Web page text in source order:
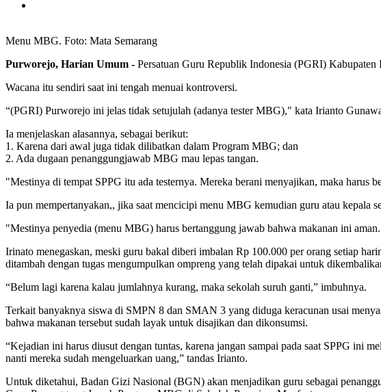
Menu MBG. Foto: Mata Semarang
Purworejo, Harian Umum - Persatuan Guru Republik Indonesia (PGRI)
Wacana itu sendiri saat ini tengah menuai kontroversi.
“(PGRI) Purworejo ini jelas tidak setujulah (adanya tester MBG)," kata Irianto
Ia menjelaskan alasannya, sebagai berikut:
1. Karena dari awal juga tidak dilibatkan dalam Program MBG; dan
2. Ada dugaan penanggungjawab MBG mau lepas tangan.
"Mestinya di tempat SPPG itu ada testernya. Mereka berani menyajikan, maka harus
Ia pun mempertanyakan,, jika saat mencicipi menu MBG kemudian guru atau kepala
"Mestinya penyedia (menu MBG) harus bertanggung jawab bahwa makanan ini
Irinato menegaskan, meski guru bakal diberi imbalan Rp 100.000 per orang setiap
ditambah dengan tugas mengumpulkan ompreng yang telah dipakai untuk
“Belum lagi karena kalau jumlahnya kurang, maka sekolah suruh ganti,” imbuhnya.
Terkait banyaknya siswa di SMPN 8 dan SMAN 3 yang diduga keracunan usai
bahwa makanan tersebut sudah layak untuk disajikan dan dikonsumsi.
“Kejadian ini harus diusut dengan tuntas, karena jangan sampai pada saat SPPG ini
nanti mereka sudah mengeluarkan uang,” tandas Irianto.
Untuk diketahui, Badan Gizi Nasional (BGN) akan menjadikan guru sebagai